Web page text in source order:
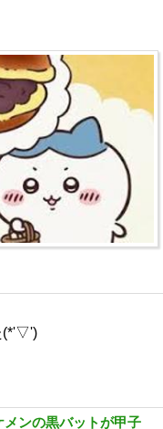
(*'▽')
ンの黒バットが甲子